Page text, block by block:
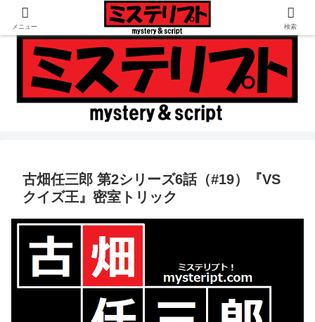
倒叙ミステリ専門の書評・考察ブログ
古畑任三郎 第2シリーズ6話（#19）『VS
クイズ王』密室トリック
メニュー 検索